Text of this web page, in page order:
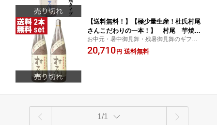
【送料無料！】【極少量生産！杜氏村尾
さんこだわりの一本！】 村尾 芋焼
酎 かめ壺仕込み 25度 1800ml×2本
セット(北海道・沖縄は送料+990円)
お中元・暑中御見舞・残暑御見舞のギフト
受付中！
20,710 円 送料無料
1/1